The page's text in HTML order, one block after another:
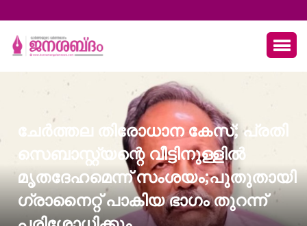
ചേർത്തല തിരോധാന കേസ്; പ്രതി
സെബാസ്റ്റ്യന്റെ വീട്ടിനുള്ളില്‍
മൃതദേഹമെന്ന് സംശയം;പുതുതായി
ഗ്രാനൈറ്റ് പാകിയ ഭാഗം തുറന്ന്